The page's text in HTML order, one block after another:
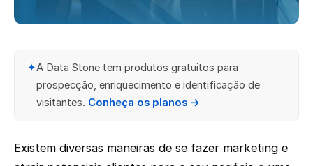
✦A Data Stone tem produtos gratuitos para
prospecção, enriquecimento e identificação de
visitantes. Conheça os planos →
Existem diversas maneiras de se fazer marketing e